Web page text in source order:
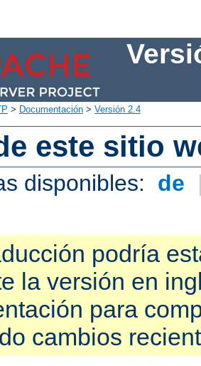
> Documentación > Versión 2.4
este sitio
disponibles: de
podría
la versión en
para
cambios